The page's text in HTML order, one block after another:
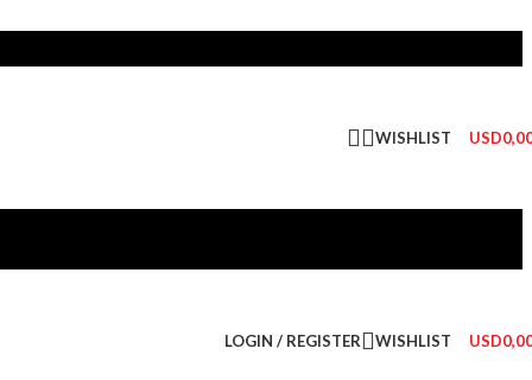
WISHLIST USD
LOGIN / REGISTER WISHLIST USD